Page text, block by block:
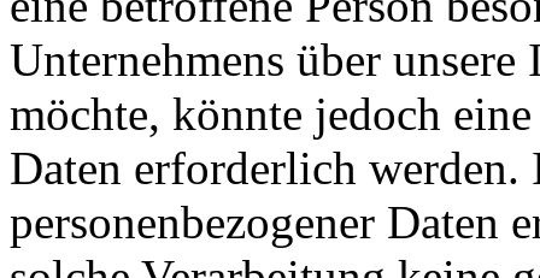
Unternehmens über
möchte, könnte jedoch
Daten erforderlich werden.
personenbezogener Daten